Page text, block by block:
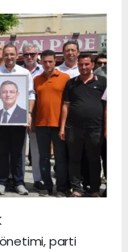
parti